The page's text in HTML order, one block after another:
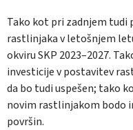
Tako kot pri zadnjem
rastlinjaka v letošnjem
okviru SKP 2023–2027.
investicije v postavitev
da bo tudi uspešen; tako
novim rastlinjakom bodo
površin.